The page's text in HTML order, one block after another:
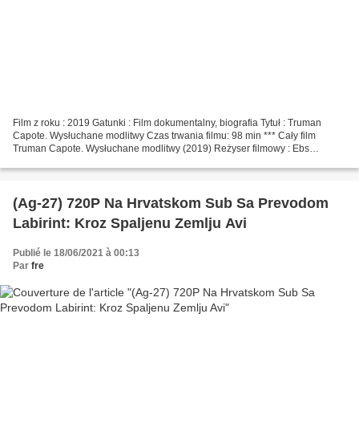
Film z roku : 2019 Gatunki : Film dokumentalny, biografia Tytuł : Truman
Capote. Wysłuchane modlitwy Czas trwania filmu: 98 min *** Cały film
Truman Capote. Wysłuchane modlitwy (2019) Reżyser filmowy : Ebs
(Ag-27) 720P Na Hrvatskom Sub Sa Prevodom
Labirint: Kroz Spaljenu Zemlju Avi
Publié le 18/06/2021 à 00:13
Par fre